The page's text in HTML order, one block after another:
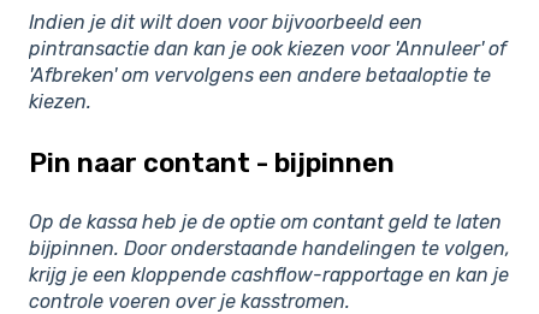
Indien je dit wilt doen voor bijvoorbeeld een
pintransactie dan kan je ook kiezen voor 'Annuleer' of
'Afbreken' om vervolgens een andere betaaloptie te
kiezen.
Pin naar contant - bijpinnen
Op de kassa heb je de optie om contant geld te laten
bijpinnen. Door onderstaande handelingen te volgen,
krijg je een kloppende cashflow-rapportage en kan je
controle voeren over je kasstromen.